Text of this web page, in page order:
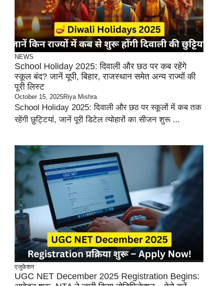
NEWS
School Holiday 2025: दिवाली और छठ पर कब रहेंगे
स्कूल बंद? जानें यूपी, बिहार, राजस्थान समेत अन्य राज्यों की
पूरी लिस्ट
October 15, 2025Riya Mishra
School Holiday 2025: दिवाली और छठ पर स्कूलों में कब तक
रहेंगी छुट्टियां, जानें पूरी डिटेल त्योहारों का सीजन शुरू ...
एजुकेशन
UGC NET December 2025 Registration Begins: